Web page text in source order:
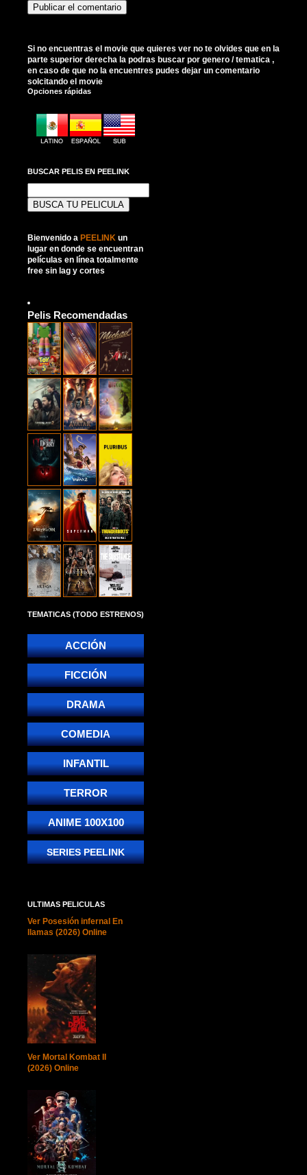
Si no encuentras el movie que quieres ver no te olvides que en la
parte superior derecha la podras buscar por genero / tematica ,
en caso de que no la encuentres pudes dejar un comentario
solcitando el movie
Opciones rápidas
BUSCAR PELIS EN PEELINK
Bienvenido a PEELINK un
lugar en donde se encuentran
películas en línea totalmente
free sin lag y cortes
Pelis Recomendadas
TEMATICAS (TODO ESTRENOS)
ACCIÓN
FICCIÓN
DRAMA
COMEDIA
INFANTIL
TERROR
ANIME 100X100
SERIES PEELINK
ULTIMAS PELICULAS
Ver Posesión infernal En
llamas (2026) Online
Ver Mortal Kombat II
(2026) Online